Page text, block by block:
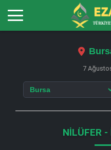
7
NILÜFER